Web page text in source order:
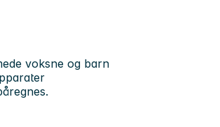
voksne og barn